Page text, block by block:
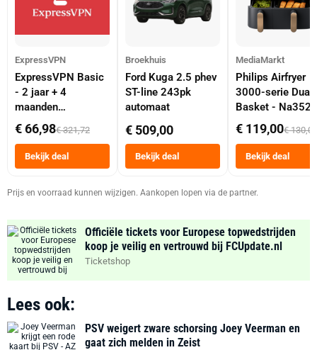
ExpressVPN
ExpressVPN Basic
- 2 jaar + 4
maanden
abonnement
€ 66,98€ 321,72
Bekijk deal
Broekhuis
Ford Kuga 2.5 phev
ST-line 243pk
automaat
€ 509,00
Bekijk deal
MediaMarkt
Philips Airfryer
3000-serie Dual
Basket -
Dubbele Mand 9
Tot 6 Personen
Heteluchtfriteuse
Zwart
€ 119,00€ 130,00
Bekijk deal
Prijs en voorraad kunnen wijzigen. Aankopen lopen via de partner.
Officiële tickets voor Europese topwedstrijden
koop je veilig en vertrouwd bij FCUpdate.nl
Ticketshop
Lees ook:
PSV weigert zware schorsing Joey Veerman en
gaat zich melden in Zeist